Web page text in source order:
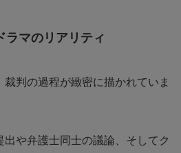
ラマのリアリティ
裁判の過程が緻密に描かれていま
や弁護士同士の議論、そしてク